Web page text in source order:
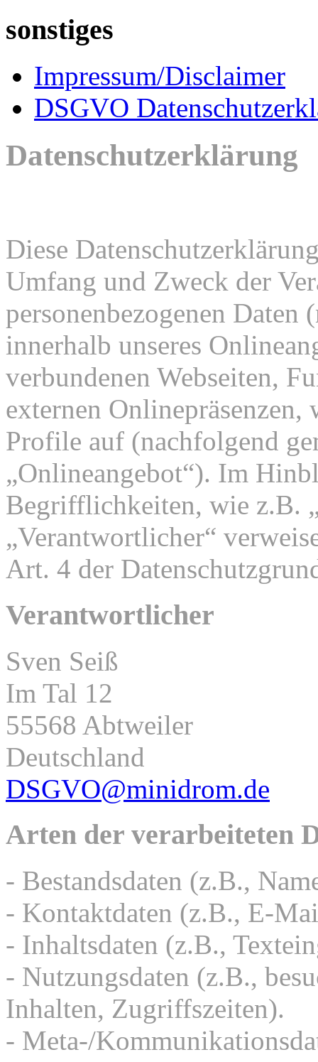
sonstiges
Impressum/Disclaimer
DSGVO
Datenschutzerklärung
Diese
Umfang und Zweck der
personenbezogenen Daten
innerhalb unseres
verbundenen Webseiten,
externen
Profile auf (nachfolgend
„Onlineangebot“). Im
Begrifflichkeiten, wie z.B.
„Verantwortlicher“
Art. 4 der
Verantwortlicher
Sven Seiß
Im Tal 12
55568 Abtweiler
Deutschland
DSGVO@minidrom.de
Arten der verarbeiteten
- Bestandsdaten (z.B.,
- Kontaktdaten (z.B., E-
- Inhaltsdaten (z.B.,
- Nutzungsdaten (z.B.,
Inhalten, Zugriffszeiten).
- Meta-/